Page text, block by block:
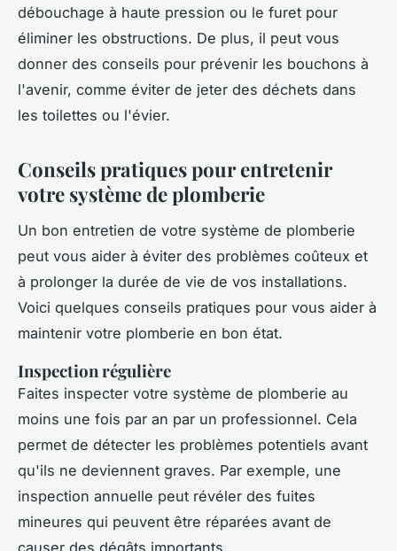
débouchage à haute pression ou le furet pour
éliminer les obstructions. De plus, il peut vous
donner des conseils pour prévenir les bouchons à
l'avenir, comme éviter de jeter des déchets dans
les toilettes ou l'évier.
Conseils pratiques pour entretenir
votre système de plomberie
Un bon entretien de votre système de plomberie
peut vous aider à éviter des problèmes coûteux et
à prolonger la durée de vie de vos installations.
Voici quelques conseils pratiques pour vous aider à
maintenir votre plomberie en bon état.
Inspection régulière
Faites inspecter votre système de plomberie au
moins une fois par an par un professionnel. Cela
permet de détecter les problèmes potentiels avant
qu'ils ne deviennent graves. Par exemple, une
inspection annuelle peut révéler des fuites
mineures qui peuvent être réparées avant de
causer des dégâts importants.